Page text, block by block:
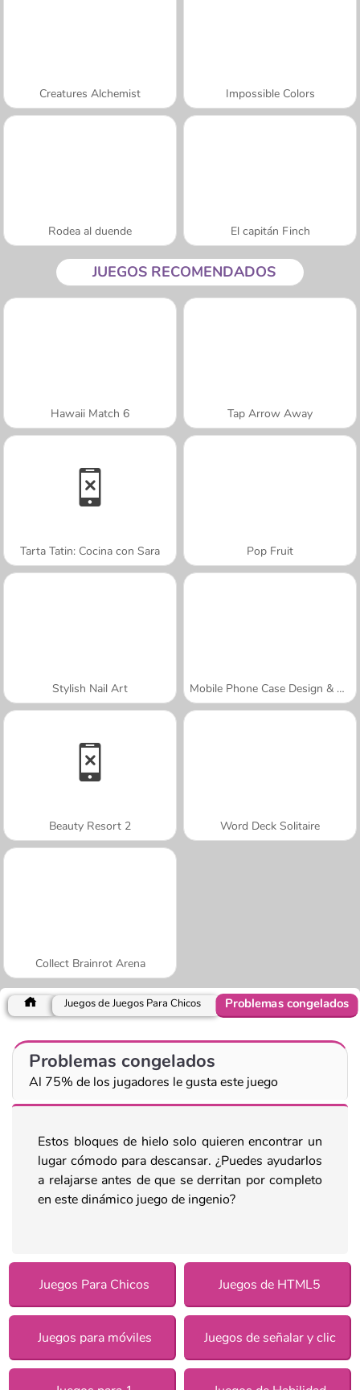
Creatures Alchemist Impossible Colors
Rodea al duende El capitán Finch
JUEGOS RECOMENDADOS
Hawaii Match 6 Tap Arrow Away
Tarta Tatin: Cocina con Sara Pop Fruit
Stylish Nail Art Mobile Phone Case Design & DIY
Beauty Resort 2 Word Deck Solitaire
Collect Brainrot Arena
Juegos de Juegos Para Chicos Problemas congelados
Problemas congelados
Al 75% de los jugadores le gusta este juego
Estos bloques de hielo solo quieren encontrar un
lugar cómodo para descansar. ¿Puedes ayudarlos
a relajarse antes de que se derritan por completo
en este dinámico juego de ingenio?
Juegos Para Chicos Juegos de HTML5
Juegos para móviles Juegos de señalar y clic